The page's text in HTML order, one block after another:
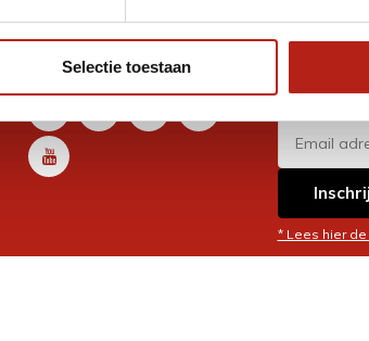
Selectie toestaan
Volg ons
* Lees hier